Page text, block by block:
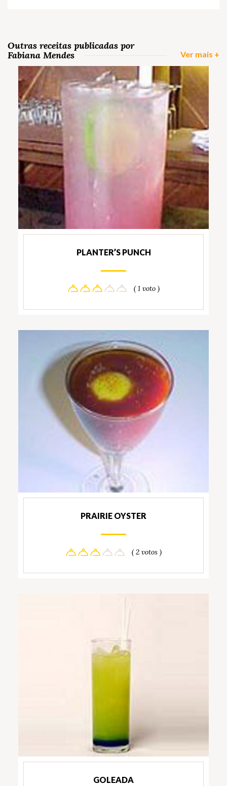
Outras receitas publicadas por
Fabiana Mendes
Ver mais +
PLANTER’S PUNCH
( 1 voto )
PRAIRIE OYSTER
( 2 votos )
GOLEADA